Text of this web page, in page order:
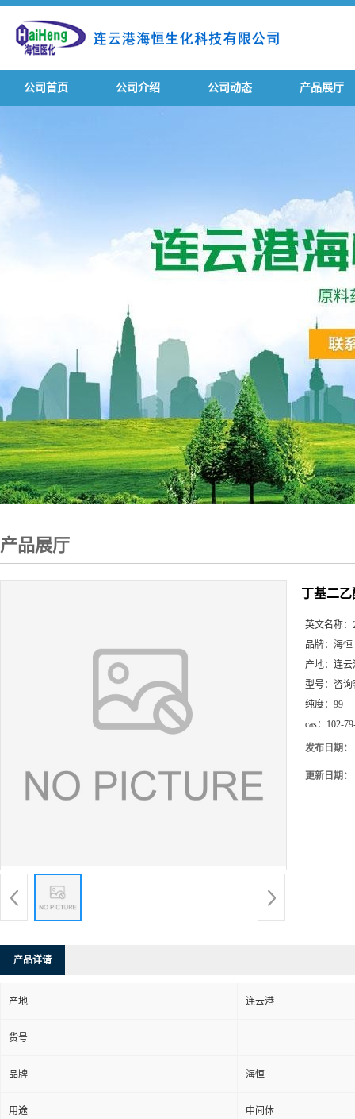
公司首页 公司介绍 公司动态 产品展厅
产品展厅
丁基二乙
英文名称：
品牌： 海恒
产地： 连云
型号： 咨询
纯度： 99
cas： 102-
发布日期：
更新日期：
产品详请
产地 连云港
货号
品牌 海恒
用途 中间体